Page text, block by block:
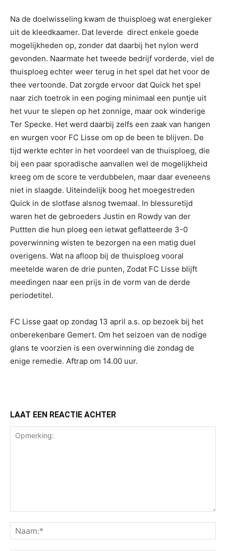
Na de doelwisseling kwam de thuisploeg wat energieker
uit de kleedkaamer. Dat leverde direct enkele goede
mogelijkheden op, zonder dat daarbij het nylon werd
gevonden. Naarmate het tweede bedrijf vorderde, viel de
thuisploeg echter weer terug in het spel dat het voor de
thee vertoonde. Dat zorgde ervoor dat Quick het spel
naar zich toetrok in een poging minimaal een puntje uit
het vuur te slepen op het zonnige, maar ook winderige
Ter Specke. Het werd daarbij zelfs een zaak van hangen
en wurgen voor FC Lisse om op de been te blijven. De
tijd werkte echter in het voordeel van de thuisploeg, die
bij een paar sporadische aanvallen wel de mogelijkheid
kreeg om de score te verdubbelen, maar daar eveneens
niet in slaagde. Uiteindelijk boog het moegestreden
Quick in de slotfase alsnog twemaal. In blessuretijd
waren het de gebroeders Justin en Rowdy van der
Puttten die hun ploeg een ietwat geflatteerde 3-0
poverwinning wisten te bezorgen na een matig duel
overigens. Wat na afloop bij de thuisploeg vooral
meetelde waren de drie punten, Zodat FC Lisse blijft
meedingen naar een prijs in de vorm van de derde
periodetitel.
FC Lisse gaat op zondag 13 april a.s. op bezoek bij het
onberekenbare Gemert. Om het seizoen van de nodige
glans te voorzien is een overwinning die zondag de
enige remedie. Aftrap om 14.00 uur.
LAAT EEN REACTIE ACHTER